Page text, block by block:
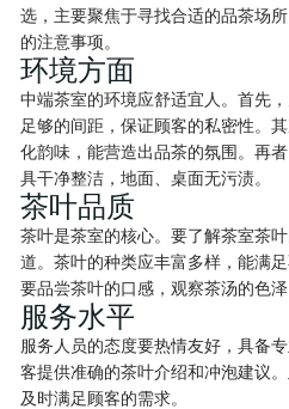
选，主要聚焦于寻找合适的品茶场
的注意事项。
环境方面
中端茶室的环境应舒适宜人。首先
足够的间距，保证顾客的私密性。
化韵味，能营造出品茶的氛围。再
具干净整洁，地面、桌面无污渍。
茶叶品质
茶叶是茶室的核心。要了解茶室茶
道。茶叶的种类应丰富多样，能满
要品尝茶叶的口感，观察茶汤的色
服务水平
服务人员的态度要热情友好，具备
客提供准确的茶叶介绍和冲泡建议
及时满足顾客的需求。